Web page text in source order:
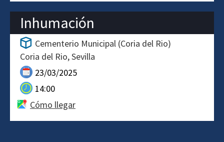
Inhumación
Cementerio Municipal (Coria del Rio)
Coria del Rio Sevilla
23/03/2025
14:00
Cómo llegar